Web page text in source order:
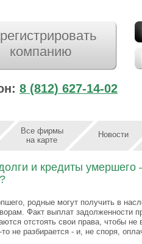
компанию
8 (812) 627-14-02
Все фирмы
на карте
Новости
и кредиты умершего
родные могут получить в
Факт выплат задолженности
отстоять свои права, чтобы
не разбирается - и, не споря,